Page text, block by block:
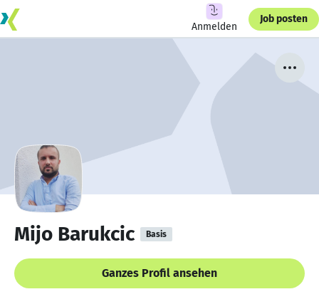
Anmelden
Job posten
Mijo Barukcic Basis
Ganzes Profil ansehen